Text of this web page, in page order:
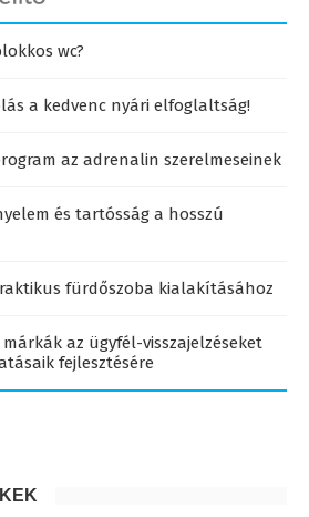
wc?
a kedvenc nyári elfoglaltság!
az adrenalin szerelmeseinek
és tartósság a hosszú
fürdőszoba kialakításához
az ügyfél-visszajelzéseket
fejlesztésére